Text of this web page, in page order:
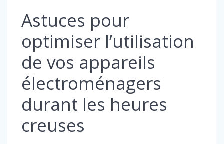
Astuces pour
optimiser l’utilisation
de vos appareils
électroménagers
durant les heures
creuses